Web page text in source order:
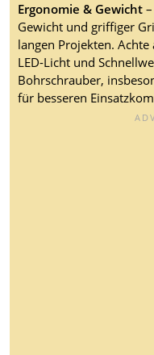
Ergonomie & Gewicht
Gewicht und griffiger
langen Projekten.
LED-Licht und
Bohrschrauber,
für besseren